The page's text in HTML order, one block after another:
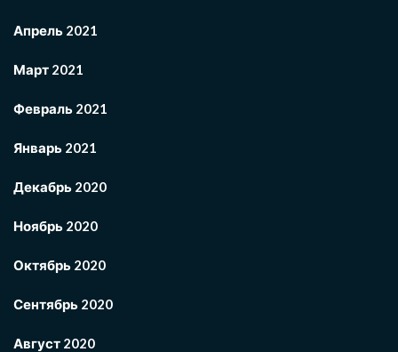
Апрель 2021
Март 2021
Февраль 2021
Январь 2021
Декабрь 2020
Ноябрь 2020
Октябрь 2020
Сентябрь 2020
Август 2020